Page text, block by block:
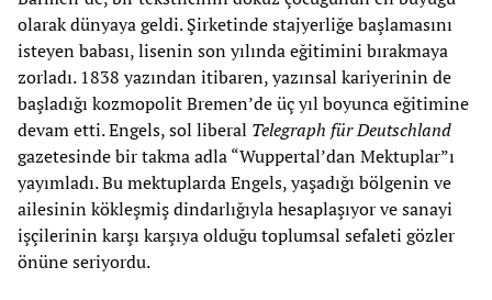
olarak dünyaya geldi. Şirketinde stajyerliğe başlamasını
isteyen babası, lisenin son yılında eğitimini bırakmaya
zorladı. 1838 yazından itibaren, yazınsal kariyerinin de
başladığı kozmopolit Bremen’de üç yıl boyunca eğitimine
devam etti. Engels, sol liberal Telegraph für Deutschland
gazetesinde bir takma adla “Wuppertal’dan Mektuplar”ı
yayımladı. Bu mektuplarda Engels, yaşadığı bölgenin ve
ailesinin kökleşmiş dindarlığıyla hesaplaşıyor ve sanayi
işçilerinin karşı karşıya olduğu toplumsal sefaleti gözler
önüne seriyordu.